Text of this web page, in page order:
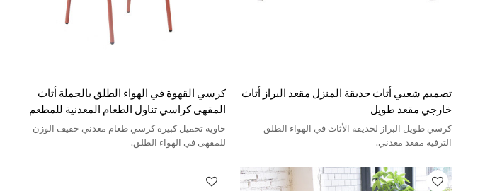
تصميم شعبي أثاث حديقة المنزل مقعد البراز أثاث
خارجي مقعد طويل
كرسي طويل البراز لحديقة الأثاث في الهواء الطلق
الترفيه مقعد معدني.
كرسي القهوة في الهواء الطلق بالجملة أثاث
المقهى كراسي تناول الطعام المعدنية للمطعم
حاوية تحميل كبيرة كرسي طعام معدني خفيف الوزن
للمقهى في الهواء الطلق.